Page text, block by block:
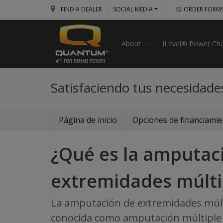
FIND A DEALER SOCIAL MEDIA ORDER
About iLevel® Power
Satisfaciendo tus
Página de inicio Opciones de
¿Qué es la
extremidades
La amputación de extremidades
conocida como amputación